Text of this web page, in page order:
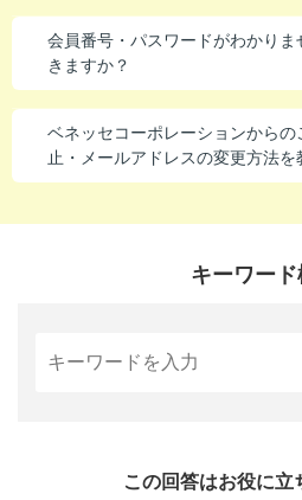
会員番号・パスワードがわかり
きますか？
ベネッセコーポレーションから
止・メールアドレスの変更方法
キーワー
この回答はお役に立